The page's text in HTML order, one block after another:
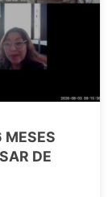
MESES
DE